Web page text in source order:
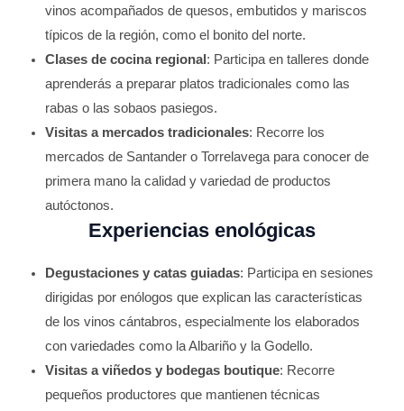
vinos acompañados de quesos, embutidos y mariscos
típicos de la región, como el bonito del norte.
Clases de cocina regional : Participa en talleres donde
aprenderás a preparar platos tradicionales como las
rabas o las sobaos pasiegos.
Visitas a mercados tradicionales: Recorre los
mercados de Santander o Torrelavega para conocer de
primera mano la calidad y variedad de productos
autóctonos.
Experiencias enológicas
Degustaciones y catas guiadas: Participa en sesiones
dirigidas por enólogos que explican las características
de los vinos cántabros, especialmente los elaborados
con variedades como la Albariño y la Godello.
Visitas a viñedos y bodegas boutique: Recorre
pequeños productores que mantienen técnicas